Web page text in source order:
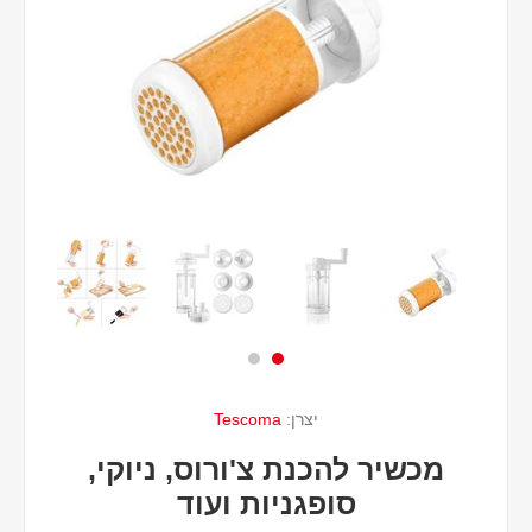
יצרן: Tescoma
מכשיר להכנת צ'ורוס, ניוקי,
סופגניות ועוד